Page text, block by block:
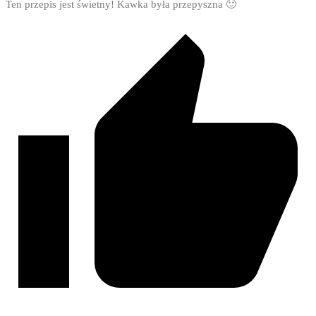
Ten przepis jest świetny! Kawka była przepyszna 🙂